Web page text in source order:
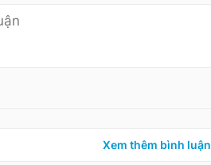
Xem thêm bình luận